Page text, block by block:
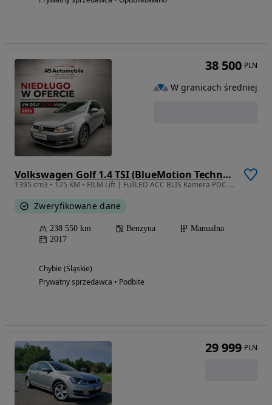
Volkswagen Golf 1.4 TSI (BlueMotion Technology) Comfortline
1395 cm3 • 125 KM • FILM Lift | FullLED ACC BLIS Kamera PDC Serwis ASO do 2026 ZarejestrPL
Zweryfikowane dane
238 550 km Benzyna
Manualna
2017
Chybie (Śląskie)
Prywatny sprzedawca • Podbite
38 500 PLN
W granicach średniej
29 999 PLN